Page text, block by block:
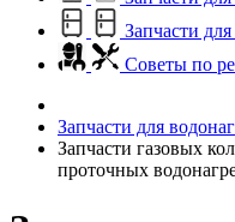
Запчасти
Советы по
Запчасти для
Запчасти газовых
проточных